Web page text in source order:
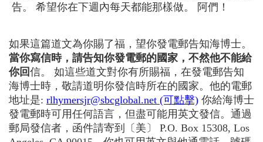
告。 希望你在下週內每天都能那樣做。 阿們！
如果這篇道文為你賜了福，望你發電郵告知海博士。
當你寫信時，請告知你發電郵的國家，不然他不能給
你回信。 如這些道文對你有所賜福，在發電郵告知
海博士時，敬請道明你發信時所在的國家。他的電郵
地址是: rlhymersjr@sbcglobal.net (可點擊) 你給海博士
發電郵時可用任何語言，但盡可能用英文發信。通過
郵局發信者，函件請寄到〔美〕 P.O. Box 15308, Los